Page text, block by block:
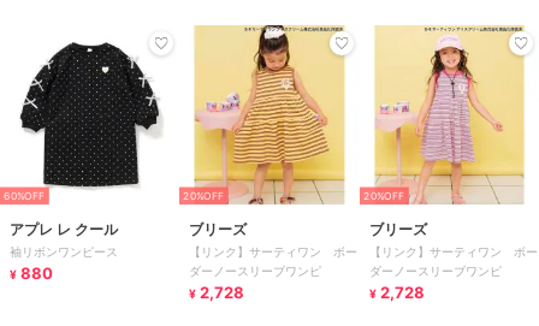
60%OFF
アプレ レ クール
袖リボンワンピース
¥ 880
20%OFF
ブリーズ
【リンク】サーティワン ボー
ダーノースリーブワンピ
¥ 2,728
20%OFF
ブリーズ
【リンク】サーティワン ボー
ダーノースリーブワンピ
¥ 2,728